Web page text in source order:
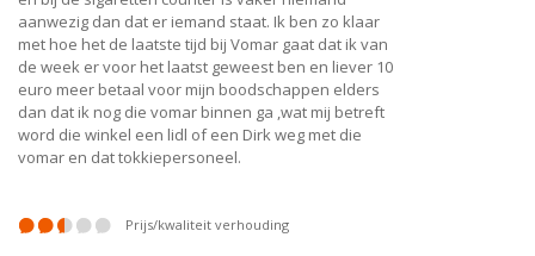
aanwezig dan dat er iemand staat. Ik ben zo klaar
met hoe het de laatste tijd bij Vomar gaat dat ik van
de week er voor het laatst geweest ben en liever 10
euro meer betaal voor mijn boodschappen elders
dan dat ik nog die vomar binnen ga ,wat mij betreft
word die winkel een lidl of een Dirk weg met die
vomar en dat tokkiepersoneel.
prijs/kwaliteit verhouding